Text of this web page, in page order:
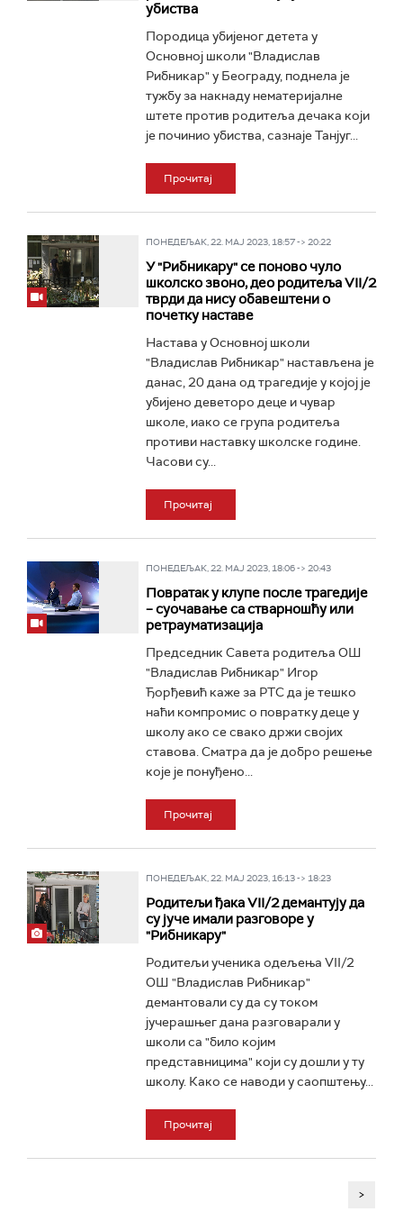
убиства
Породица убијеног детета у
Основној школи "Владислав
Рибникар" у Београду, поднела је
тужбу за накнаду нематеријалне
штете против родитеља дечака који
је починио убиства, сазнаје Танјуг...
Прочитај
ПОНЕДЕЉАК, 22. МАЈ 2023, 18:57 -> 20:22
У "Рибникару" се поново чуло
школско звоно, део родитеља VII/2
тврди да нису обавештени о
почетку наставе
Настава у Основној школи
"Владислав Рибникар" настављена је
данас, 20 дана од трагедије у којој је
убијено деветоро деце и чувар
школе, иако се група родитеља
противи наставку школске године.
Часови су...
Прочитај
ПОНЕДЕЉАК, 22. МАЈ 2023, 18:06 -> 20:43
Повратак у клупе после трагедије
– суочавање са стварношћу или
ретрауматизација
Председник Савета родитеља ОШ
"Владислав Рибникар" Игор
Ђорђевић каже за РТС да је тешко
наћи компромис о повратку деце у
школу ако се свако држи својих
ставова. Сматра да је добро решење
које је понуђено...
Прочитај
ПОНЕДЕЉАК, 22. МАЈ 2023, 16:13 -> 18:23
Родитељи ђака VII/2 демантују да
су јуче имали разговоре у
"Рибникару"
Родитељи ученика одељења VII/2
ОШ "Владислав Рибникар"
демантовали су да су током
јучерашњег дана разговарали у
школи са "било којим
представницима" који су дошли у ту
школу. Како се наводи у саопштењу...
Прочитај
>